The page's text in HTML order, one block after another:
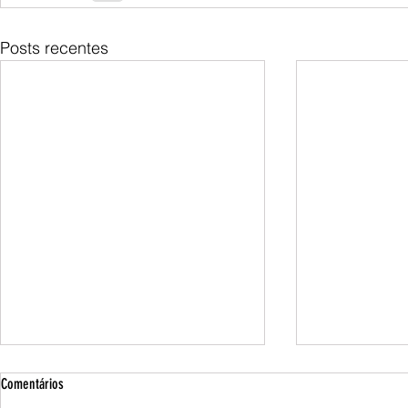
Posts recentes
Comentários